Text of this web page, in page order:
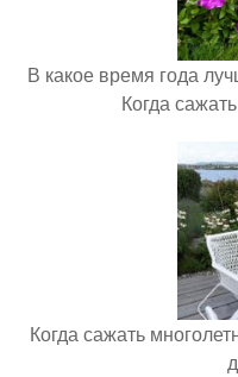
В какое время года
Когда
Когда сажать